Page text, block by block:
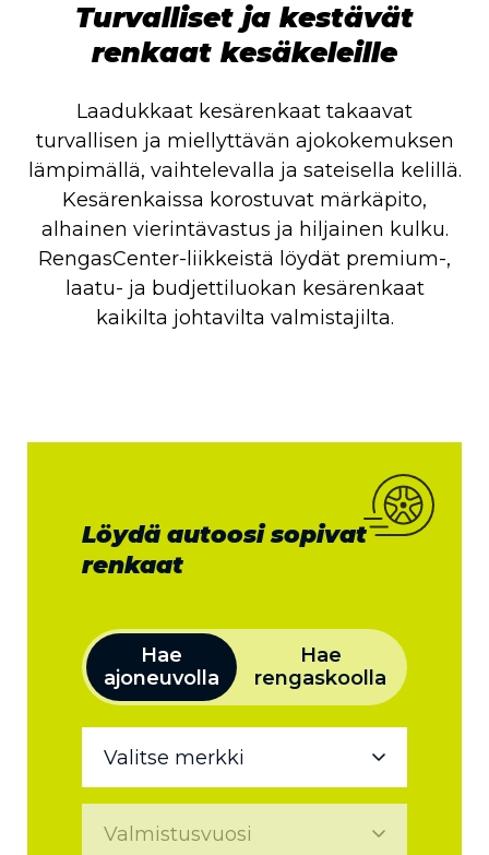
Turvalliset ja kestävät
renkaat kesäkeleille
Laadukkaat kesärenkaat takaavat
turvallisen ja miellyttävän ajokokemuksen
lämpimällä, vaihtelevalla ja sateisella kelillä.
Kesärenkaissa korostuvat märkäpito,
alhainen vierintävastus ja hiljainen kulku.
RengasCenter-liikkeistä löydät premium-,
laatu- ja budjettiluokan kesärenkaat
kaikilta johtavilta valmistajilta.
Löydä autoosi sopivat
renkaat
Hae
ajoneuvolla
Hae
rengaskoolla